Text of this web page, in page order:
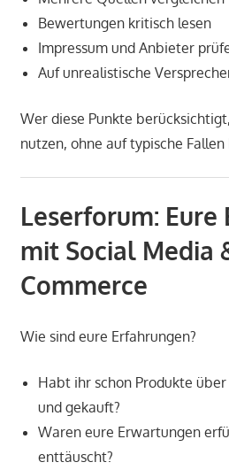
Bewertungen kritisch lesen
Impressum und Anbieter
Auf unrealistische
Wer diese Punkte
nutzen, ohne auf typische
Leserforum:
mit Social Media
Commerce
Wie sind eure Erfahrungen?
Habt ihr schon Produkte
und gekauft?
Waren eure Erwartungen
enttäuscht?